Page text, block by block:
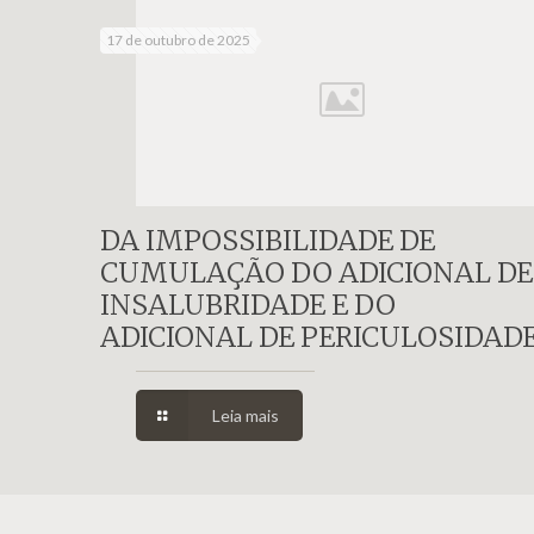
17 de outubro de 2025
DA IMPOSSIBILIDADE DE
CUMULAÇÃO DO ADICIONAL DE
INSALUBRIDADE E DO
ADICIONAL DE
Leia mais